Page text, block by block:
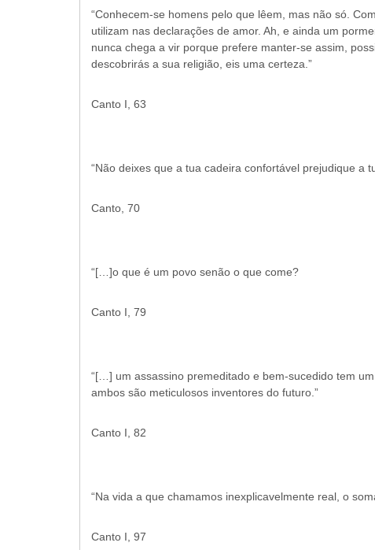
“Conhecem-se homens pelo que lêem, mas não só.
utilizam nas declarações de amor. Ah, e ainda um
nunca chega a vir porque prefere manter-se assim,
descobrirás a sua religião, eis uma certeza.”
Canto I, 63
“Não deixes que a tua cadeira confortável prejudique a
Canto, 70
“[…]o que é um povo senão o que come?
Canto I, 79
“[…] um assassino premeditado e bem-sucedido tem
ambos são meticulosos inventores do futuro.”
Canto I, 82
“Na vida a que chamamos inexplicavelmente real, o
Canto I, 97